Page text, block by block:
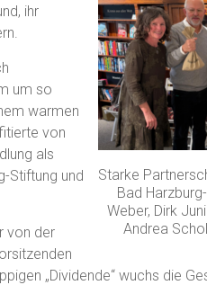
Starke
Bad
Weber, Dirk
Andrea
ihr
um so
warmen
von
als
Stiftung und
von der
„Dividende“ wuchs die